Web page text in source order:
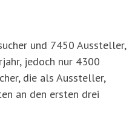
und 7450 Aussteller,
jedoch nur 4300
die als Aussteller,
an den ersten drei